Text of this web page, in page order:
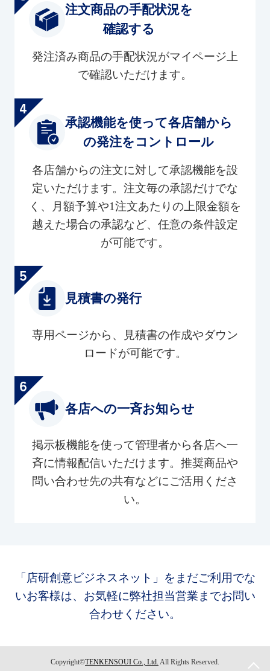
注文商品の手配状況を
確認する
発注済み商品の手配状況がマイページ上
で確認いただけます。
承認機能を使って各店舗から
の発注をコントロール
各店舗からの注文に対して承認機能を設
定いただけます。注文毎の承認だけでな
く、月額予算や1注文あたりの上限金額を
越えた場合の承認など、任意の条件設定
が可能です。
見積書の発行
専用ページから、見積書の作成やダウン
ロードが可能です。
各店への一斉お知らせ
掲示板機能を使って管理者から各店へ一
斉に情報配信いただけます。推奨商品や
問い合わせ先の共有などにご活用くださ
い。
「店研創意ビジネスネット」をまだご利用でな
いお客様は、お気軽に弊社担当営業までお問い
合わせください。
Copyright©TENKENSOUI Co., Ltd. All Rights Reserved.